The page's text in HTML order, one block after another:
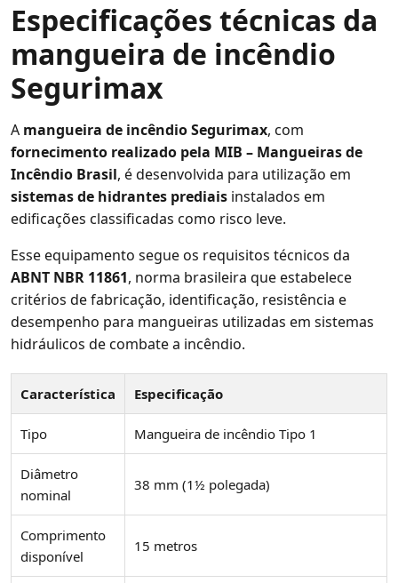
Especificações técnicas da
mangueira de incêndio
Segurimax
A mangueira de incêndio Segurimax, com
fornecimento realizado pela MIB – Mangueiras de
Incêndio Brasil, é desenvolvida para utilização em
sistemas de hidrantes prediais instalados em
edificações classificadas como risco leve.
Esse equipamento segue os requisitos técnicos da
ABNT NBR 11861, norma brasileira que estabelece
critérios de fabricação, identificação, resistência e
desempenho para mangueiras utilizadas em sistemas
hidráulicos de combate a incêndio.
Característica Especificação
Tipo Mangueira de incêndio Tipo 1
Diâmetro
nominal
38 mm (1½ polegada)
Comprimento
disponível
15 metros